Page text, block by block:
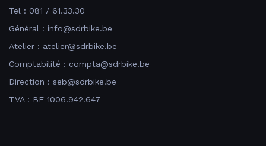
Tel : 081 / 61.33.30
Général : info@sdrbike.be
Atelier : atelier@sdrbike.be
Comptabilité : compta@sdrbike.be
Direction : seb@sdrbike.be
TVA : BE 1006.942.647